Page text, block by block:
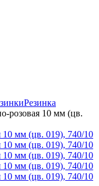
Резинка
розовая 10 мм (цв.